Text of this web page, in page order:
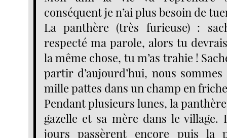
conséquent je n’ai plus besoin de
La panthère (très furieuse) :
respecté ma parole, alors tu
la même chose, tu m’as trahie !
partir d’aujourd’hui, nous
mille pattes dans un champ en
Pendant plusieurs lunes, la
gazelle et sa mère dans le village.
jours passèrent encore puis la